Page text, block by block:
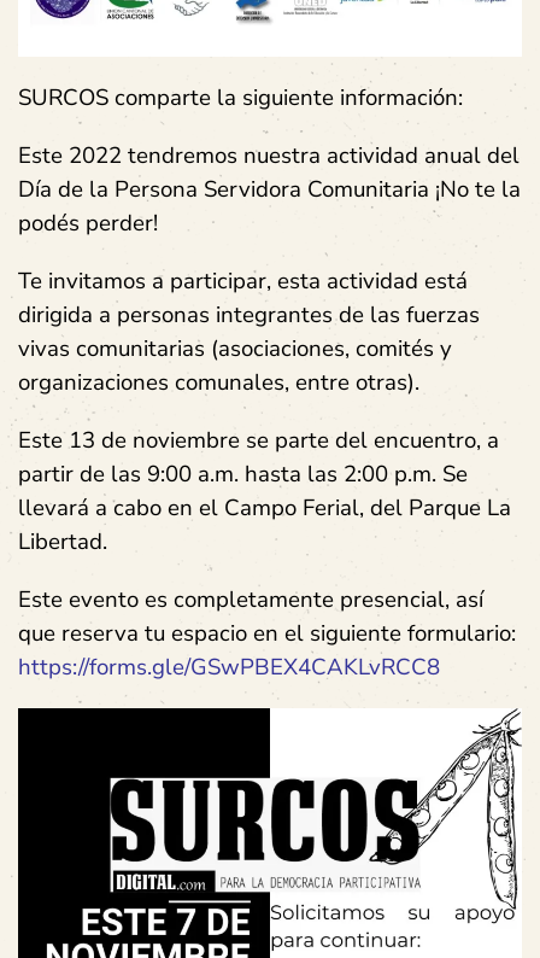
SURCOS comparte la siguiente información:
Este 2022 tendremos nuestra actividad anual del
Día de la Persona Servidora Comunitaria ¡No te la
podés perder!
Te invitamos a participar, esta actividad está
dirigida a personas integrantes de las fuerzas
vivas comunitarias (asociaciones, comités y
organizaciones comunales, entre otras).
Este 13 de noviembre se parte del encuentro, a
partir de las 9:00 a.m. hasta las 2:00 p.m. Se
llevará a cabo en el Campo Ferial, del Parque La
Libertad.
Este evento es completamente presencial, así
que reserva tu espacio en el siguiente formulario:
https://forms.gle/GSwPBEX4CAKLvRCC8